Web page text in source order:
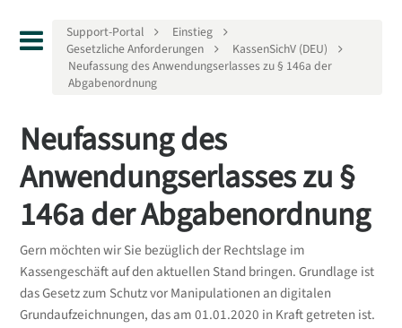
Support-Portal
Einstieg
Gesetzliche Anforderungen
KassenSichV (DEU)
Neufassung des Anwendungserlasses zu § 146a der
Abgabenordnung
Neufassung des
Anwendungserlasses zu §
146a der Abgabenordnung
Gern möchten wir Sie bezüglich der Rechtslage im
Kassengeschäft auf den aktuellen Stand bringen. Grundlage ist
das Gesetz zum Schutz vor Manipulationen an digitalen
Grundaufzeichnungen, das am 01.01.2020 in Kraft getreten ist.